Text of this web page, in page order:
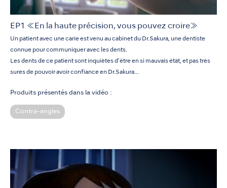
EP1 ≪En la haute précision, vous pouvez croire≫
Un patient avec une carie est venu au cabinet du Dr.Sakura, une dentiste
connue pour communiquer avec les dents.
Les dents de ce patient sont inquiètes d'être en si mauvais étât, et pas très
sures de pouvoir avoir confiance en Dr.Sakura...
Produits présentés dans la vidéo :
Contra-angles